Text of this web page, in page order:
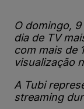
O domingo,
dia de TV
com mais de
visualização
A Tubi
streaming